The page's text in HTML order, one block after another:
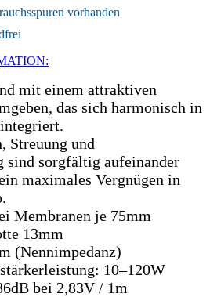
vorhanden
mit einem attraktiven
das sich harmonisch in
Streuung und
sind sorgfältig aufeinander
maximales Vergnügen in
Membranen je 75mm
13mm
(Nennimpedanz)
10–120W
bei 2,83V / 1m